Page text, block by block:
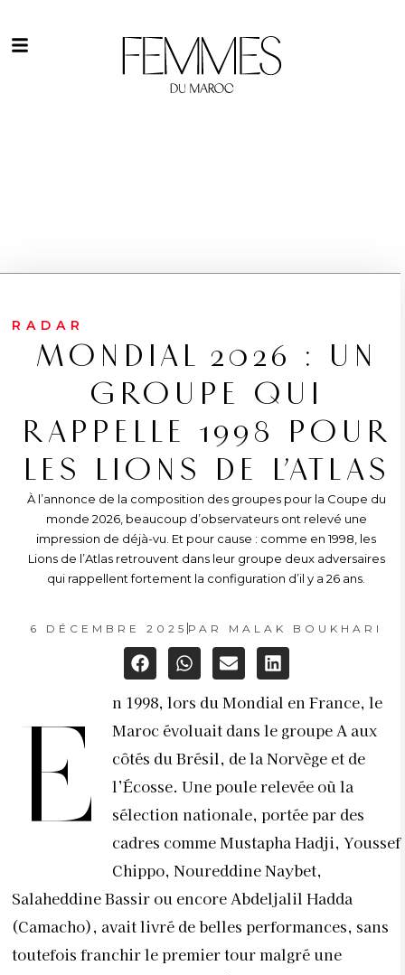
RADAR
MONDIAL 2026 : UN
GROUPE QUI
RAPPELLE 1998 POUR
LES LIONS DE L’ATLAS
À l’annonce de la composition des groupes pour la Coupe du
monde 2026, beaucoup d’observateurs ont relevé une
impression de déjà-vu. Et pour cause : comme en 1998, les
Lions de l’Atlas retrouvent dans leur groupe deux adversaires
qui rappellent fortement la configuration d’il y a 26 ans.
6 DÉCEMBRE 2025 PAR MALAK BOUKHARI
E
n 1998, lors du Mondial en France, le
Maroc évoluait dans le groupe A aux
côtés du Brésil, de la Norvège et de
l’Écosse. Une poule relevée où la
sélection nationale, portée par des
cadres comme Mustapha Hadji, Youssef
Chippo, Noureddine Naybet,
Salaheddine Bassir ou encore Abdeljalil Hadda
(Camacho), avait livré de belles performances, sans
toutefois franchir le premier tour malgré une